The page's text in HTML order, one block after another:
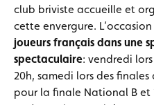
club briviste accueille et
cette envergure.
joueurs français dans une
spectaculaire: vendredi
20h, samedi lors des
pour la finale National B